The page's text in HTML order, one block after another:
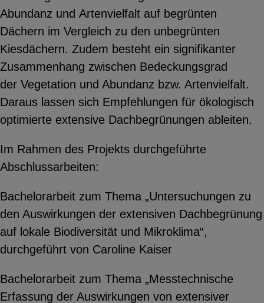
Abundanz und Artenvielfalt auf begrünten
Dächern im Vergleich zu den unbegrünten
Kiesdächern. Zudem besteht ein signifikanter
Zusammenhang zwischen Bedeckungsgrad
der Vegetation und Abundanz bzw. Artenvielfalt.
Daraus lassen sich Empfehlungen für ökologisch
optimierte extensive Dachbegrünungen ableiten.
Im Rahmen des Projekts durchgeführte
Abschlussarbeiten:
Bachelorarbeit zum Thema „Untersuchungen zu
den Auswirkungen der extensiven Dachbegrünung
auf lokale Biodiversität und Mikroklima“,
durchgeführt von Caroline Kaiser
Bachelorarbeit zum Thema „Messtechnische
Erfassung der Auswirkungen von extensiver